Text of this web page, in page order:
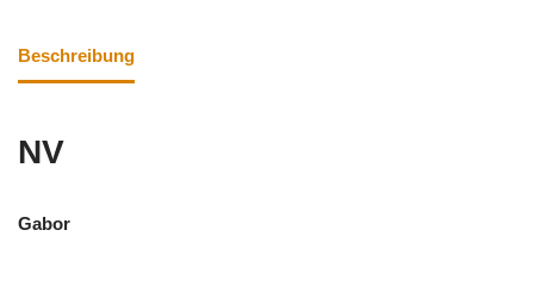
Beschreibung
NV
Gabor